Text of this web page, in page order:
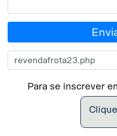
Para se inscrever